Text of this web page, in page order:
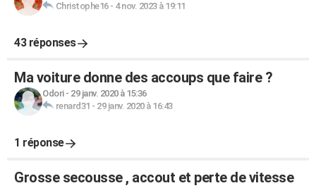
Christophe16- 4 nov. 2023 à 19:11
43 réponses
Ma voiture donne des accoups que faire ?
Odori- 29 janv. 2020 à 15:36
renard31 - 29 janv. 2020 à 16:43
1 réponse
Grosse secousse , accout et perte de vitesse